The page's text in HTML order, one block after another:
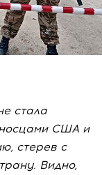
стала
США и
стерев с
Видно,